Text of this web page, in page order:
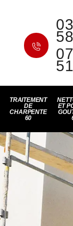
58
51
TRAITEMENT
DE
CHARPENTE
60
ET